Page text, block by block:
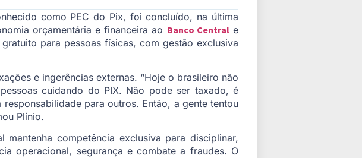
como PEC do Pix, foi concluído, na última
orçamentária e financeira ao Banco Centrale
gratuito para pessoas físicas, com gestão exclusiva
e ingerências externas. “Hoje o brasileiro não
cuidando do PIX. Não pode ser taxado, é
para outros. Então, a gente tentou
Plínio.
competência exclusiva para disciplinar,
operacional, segurança e combate a fraudes. O